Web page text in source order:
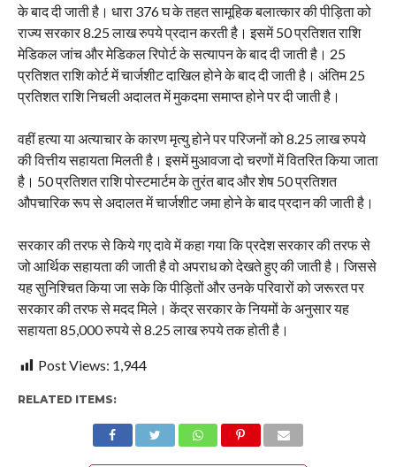
के बाद दी जाती है। धारा 376 घ के तहत सामूहिक बलात्कार की पीड़िता को
राज्य सरकार 8.25 लाख रुपये प्रदान करती है। इसमें 50 प्रतिशत राशि
मेडिकल जांच और मेडिकल रिपोर्ट के सत्यापन के बाद दी जाती है। 25
प्रतिशत राशि कोर्ट में चार्जशीट दाखिल होने के बाद दी जाती है। अंतिम 25
प्रतिशत राशि निचली अदालत में मुकदमा समाप्त होने पर दी जाती है।
वहीं हत्या या अत्याचार के कारण मृत्यु होने पर परिजनों को 8.25 लाख रुपये
की वित्तीय सहायता मिलती है। इसमें मुआवजा दो चरणों में वितरित किया जाता
है। 50 प्रतिशत राशि पोस्टमार्टम के तुरंत बाद और शेष 50 प्रतिशत
औपचारिक रूप से अदालत में चार्जशीट जमा होने के बाद प्रदान की जाती है।
सरकार की तरफ से किये गए दावे में कहा गया कि प्रदेश सरकार की तरफ से
जो आर्थिक सहायता की जाती है वो अपराध को देखते हुए की जाती है। जिससे
यह सुनिश्चित किया जा सके कि पीड़ितों और उनके परिवारों को जरूरत पर
सरकार की तरफ से मदद मिले। केंद्र सरकार के नियमों के अनुसार यह
सहायता 85,000 रुपये से 8.25 लाख रुपये तक होती है।
Post Views: 1,944
RELATED ITEMS: